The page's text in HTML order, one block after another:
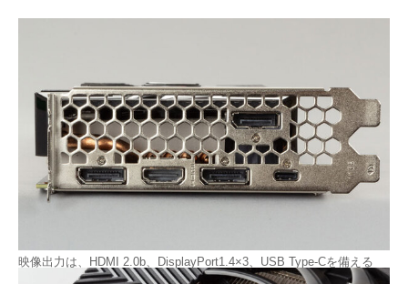
映像出力は、HDMI 2.0b、DisplayPort1.4×3、USB Type-Cを備える